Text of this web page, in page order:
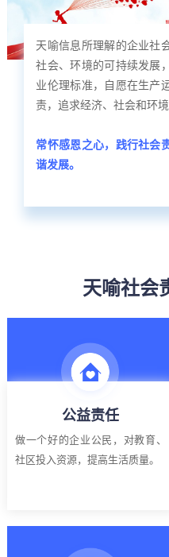
天喻信息所理解的企业社
社会、环境的可持续发展
业伦理标准，自愿在生产
责，追求经济、社会和环
常怀感恩之心，践行社会
谐发展。
天喻社会
公益责任
做一个好的企业公民，对教育、
社区投入资源，提高生活质量。